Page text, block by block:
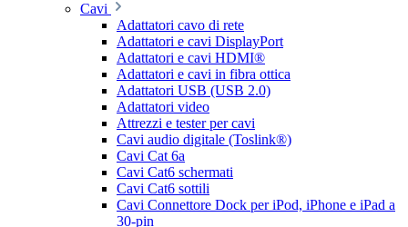
Cavi
Adattatori cavo di rete
Adattatori e cavi DisplayPort
Adattatori e cavi HDMI®
Adattatori e cavi in fibra ottica
Adattatori USB (USB 2.0)
Adattatori video
Attrezzi e tester per cavi
Cavi audio digitale (Toslink®)
Cavi Cat 6a
Cavi Cat6 schermati
Cavi Cat6 sottili
Cavi Connettore Dock per iPod, iPhone e iPad a
30-pin